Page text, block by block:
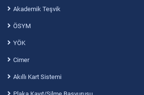
Akademik Teşvik
ÖSYM
YÖK
Cimer
Akıllı Kart Sistemi